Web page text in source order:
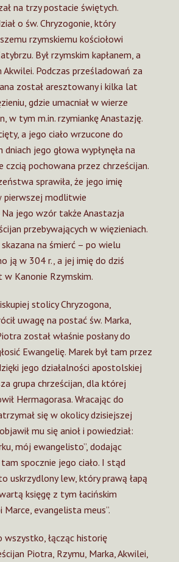
na trzy postacie świętych.
o św. Chryzogonie, który
rzymskiemu kościołowi
Był rzymskim kapłanem, a
Akwilei. Podczas prześladowań za
został aresztowany i kilka lat
gdzie umacniał w wierze
w tym m.in. rzymiankę Anastazję.
a jego ciało wrzucone do
jego głowa wypłynęła na
czcią pochowana przez chrześcijan.
sprawiła, że jego imię
pierwszej modlitwie
jego wzór także Anastazja
przebywających w więzieniach.
na śmierć – po wielu
ją w 304 r., a jej imię do dziś
Kanonie Rzymskim.
stolicy Chryzogona,
uwagę na postać św. Marka,
został właśnie posłany do
Ewangelię. Marek był tam przez
jego działalności apostolskiej
grupa chrześcijan, dla której
Hermagorasa. Wracając do
się w okolicy dzisiejszej
mu się anioł i powiedział:
mój ewangelisto”, dodając
spocznie jego ciało. I stąd
uskrzydlony lew, który prawą łapą
księgę z tym łacińskim
Marce, evangelista meus”.
wszystko, łącząc historię
Piotra, Rzymu, Marka, Akwilei,